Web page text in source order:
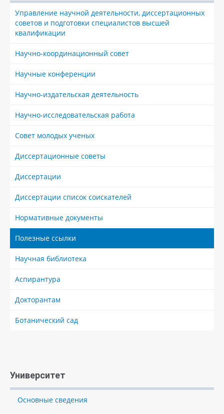
Управление научной деятельности, диссертационных
советов и подготовки специалистов высшей
квалификации
Научно-координационный совет
Научные конференции
Научно-издательская деятельность
Научно-исследовательская работа
Совет молодых ученых
Диссертационные советы
Диссертации
Диссертации список соискателей
Нормативные документы
Полезные ссылки
Научная библиотека
Аспирантура
Докторантам
Ботанический сад
Университет
Основные сведения